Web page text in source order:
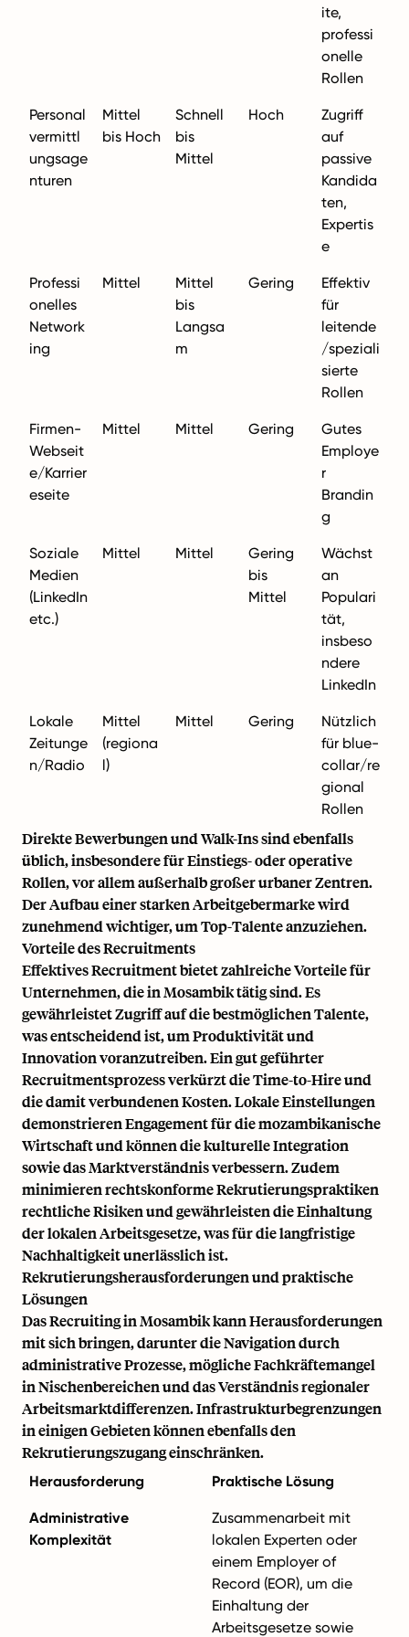
ite,
professi
onelle
Rollen
Personal
vermittl
ungsage
nturen
Mittel
bis Hoch
Schnell
bis
Mittel
Hoch
Zugriff
auf
passive
Kandida
ten,
Expertis
e
Professi
onelles
Network
ing
Mittel
Mittel
bis
Langsa
m
Gering
Effektiv
für
leitende
/speziali
sierte
Rollen
Firmen-
Webseit
e/Karrier
eseite
Mittel Mittel Gering
Gutes
Employe
r
Brandin
g
Soziale
Medien
(LinkedIn
etc.)
Mittel Mittel
Gering
bis
Mittel
Wächst
an
Populari
tät,
insbeso
ndere
LinkedIn
Lokale
Zeitunge
n/Radio
Mittel
(regiona
l)
Mittel Gering
Nützlich
für blue-
collar/re
gional
Rollen
Direkte Bewerbungen und Walk-Ins sind ebenfalls
üblich, insbesondere für Einstiegs- oder operative
Rollen, vor allem außerhalb großer urbaner Zentren.
Der Aufbau einer starken Arbeitgebermarke wird
zunehmend wichtiger, um Top-Talente anzuziehen.
Vorteile des Recruitments
Effektives Recruitment bietet zahlreiche Vorteile für
Unternehmen, die in Mosambik tätig sind. Es
gewährleistet Zugriff auf die bestmöglichen Talente,
was entscheidend ist, um Produktivität und
Innovation voranzutreiben. Ein gut geführter
Recruitmentsprozess verkürzt die Time-to-Hire und
die damit verbundenen Kosten. Lokale Einstellungen
demonstrieren Engagement für die mozambikanische
Wirtschaft und können die kulturelle Integration
sowie das Marktverständnis verbessern. Zudem
minimieren rechtskonforme Rekrutierungspraktiken
rechtliche Risiken und gewährleisten die Einhaltung
der lokalen Arbeitsgesetze, was für die langfristige
Nachhaltigkeit unerlässlich ist.
Rekrutierungsherausforderungen und praktische
Lösungen
Das Recruiting in Mosambik kann Herausforderungen
mit sich bringen, darunter die Navigation durch
administrative Prozesse, mögliche Fachkräftemangel
in Nischenbereichen und das Verständnis regionaler
Arbeitsmarktdifferenzen. Infrastrukturbegrenzungen
in einigen Gebieten können ebenfalls den
Rekrutierungszugang einschränken.
Herausforderung Praktische Lösung
Administrative
Komplexität
Zusammenarbeit mit
lokalen Experten oder
einem Employer of
Record (EOR), um die
Einhaltung der
Arbeitsgesetze sowie